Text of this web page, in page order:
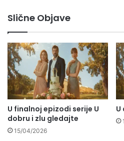
Slične Objave
U finalnoj epizodi serije U
dobru i zlu gledajte
15/04/2026
U